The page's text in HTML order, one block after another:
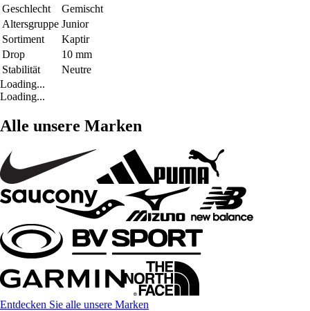
Geschlecht
Gemischt
Altersgruppe Junior
Sortiment
Kaptir
Drop
10 mm
Stabilität
Neutre
Loading...
Loading...
Alle unsere Marken
Entdecken Sie alle unsere Marken